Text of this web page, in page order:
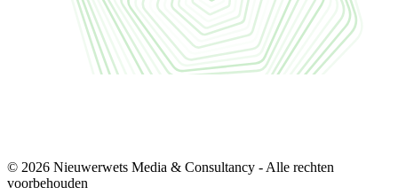
© 2026 Nieuwerwets Media & Consultancy - Alle rechten
voorbehouden